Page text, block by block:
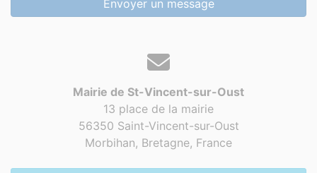
Envoyer un message
Mairie de St-Vincent-sur-Oust
13 place de la mairie
56350 Saint-Vincent-sur-Oust
Morbihan, Bretagne, France